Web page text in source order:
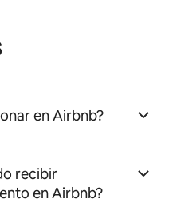
en Airbnb?
recibir
en Airbnb?